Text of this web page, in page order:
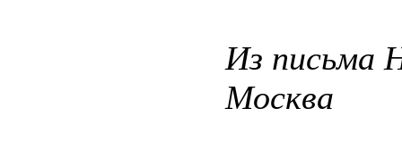
Из письма
Москва